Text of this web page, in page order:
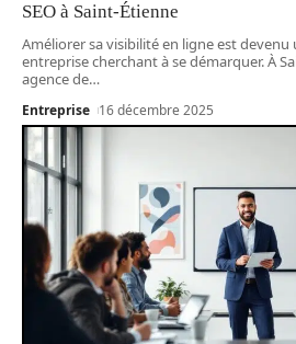
SEO à Saint-Étienne
Améliorer sa visibilité en ligne est
entreprise cherchant à se démarquer. À
agence de…
Entreprise 16 décembre 2025